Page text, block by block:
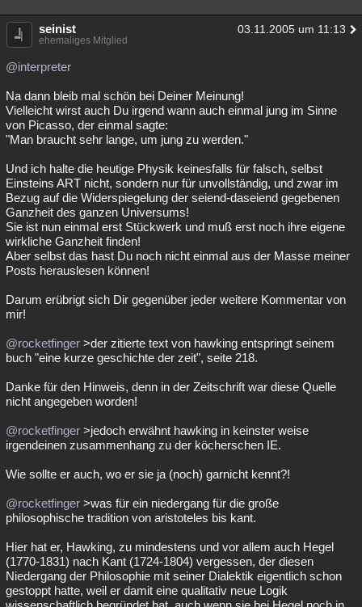
seinist 03.11.2005 um 11:13
ehemaliges Mitglied
@interpreter
Na dann bleib mal schön bei Deiner Meinung!
Vielleicht wirst auch Du irgend wann auch einmal jung im Sinne
von Picasso, der einmal sagte:
"Man braucht sehr lange, um jung zu werden."
Und ich halte die heutige Physik keinesfalls für falsch, selbst
Einsteins ART nicht, sondern nur für unvollständig, und zwar im
Bezug auf die Widerspiegelung der seiend-daseiend gegebenen
Ganzheit des ganzen Universums!
Sie ist nun einmal erst Stückwerk und muß erst noch ihre eigene
wirkliche Ganzheit finden!
Aber selbst das hast Du noch nicht einmal aus der Masse meiner
Posts herauslesen können!
Darum erübrigt sich Dir gegenüber jeder weitere Kommentar von
mir!
@rocketfinger >der zitierte text von hawking entspringt seinem
buch "eine kurze geschichte der zeit", seite 218.
Danke für den Hinweis, denn in der Zeitschrift war diese Quelle
nicht angegeben worden!
@rocketfinger >jedoch erwähnt hawking in keinster weise
irgendeinen zusammenhang zu der köcherschen IE.
Wie sollte er auch, wo er sie ja (noch) garnicht kennt?!
@rocketfinger >was für ein niedergang für die große
philosophische tradition von aristoteles bis kant.
Hier hat er, Hawking, zu mindestens und vor allem auch Hegel
(1770-1831) nach Kant (1724-1804) vergessen, der diesen
Niedergang der Philosophie mit seiner Dialektik eigentlich schon
gestoppt hatte, weil er damit eine qualitativ neue Logik